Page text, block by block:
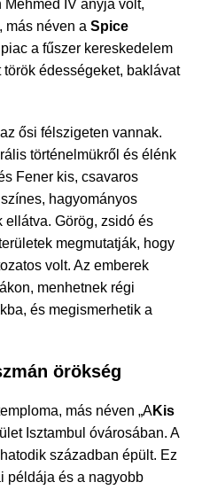
Mehmed IV anyja volt,
más néven a Spice
a fűszer kereskedelem
édességeket, baklávat
ősi félszigeten vannak.
történelmükről és élénk
Fener kis, csavaros
hagyományos
ellátva. Görög, zsidó és
megmutatják, hogy
volt. Az emberek
menhetnek régi
és megismerhetik a
örökség
más néven „AKis
Isztambul óvárosában. A
században épült. Ez
példája és a nagyobb